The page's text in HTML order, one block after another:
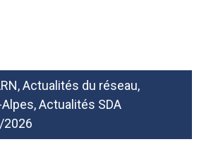
,Actualités du réseau,
,Actualités SDA